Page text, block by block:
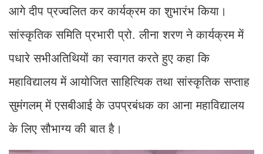
आगे दीप प्रज्वलित कर कार्यक्रम का शुभारंभ किया।
सांस्कृतिक समिति प्रभारी प्रो. लीना शरण ने कार्यक्रम में
पधारे सभीअतिथियों का स्वागत करते हुए कहा कि
महाविद्यालय में आयोजित साहित्यिक तथा सांस्कृतिक सप्ताह
सुमंगलम् में एसबीआई के उपप्रबंधक का आना महाविद्यालय
के लिए सौभाग्य की बात है।